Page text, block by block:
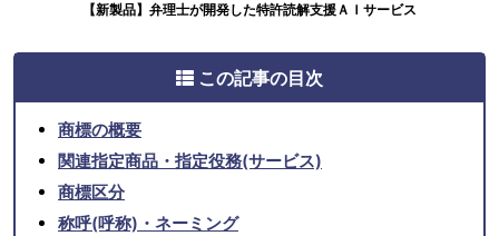
【新製品】弁理士が開発した特許読解支援ＡＩサービス
この記事の目次
商標の概要
関連指定商品・指定役務(サービス)
商標区分
称呼(呼称)・ネーミング